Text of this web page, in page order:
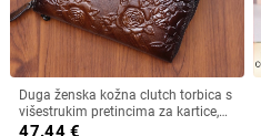
Duga ženska kožna clutch torbica s
višestrukim pretincima za kartice,
reljefni cvjetni uzorak, koža prvog
47.44€